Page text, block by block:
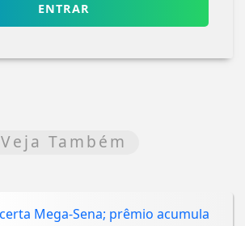
ENTRAR
Veja Também